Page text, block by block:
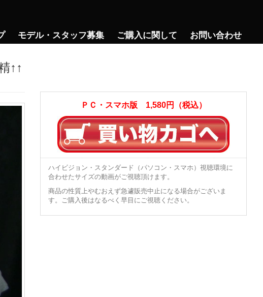
モデル・スタッフ募集 ご購入に関して お問い合わせ
↑↑
ＰＣ・スマホ版 1,580円（税込）
ハイビジョン・スタンダード（パソコン・スマホ）視聴環境に
合わせたサイズの動画がご視聴頂けます。
商品の性質上やむおえず急遽販売中止になる場合がございま
す。ご購入後はなるべく早目にご視聴ください。